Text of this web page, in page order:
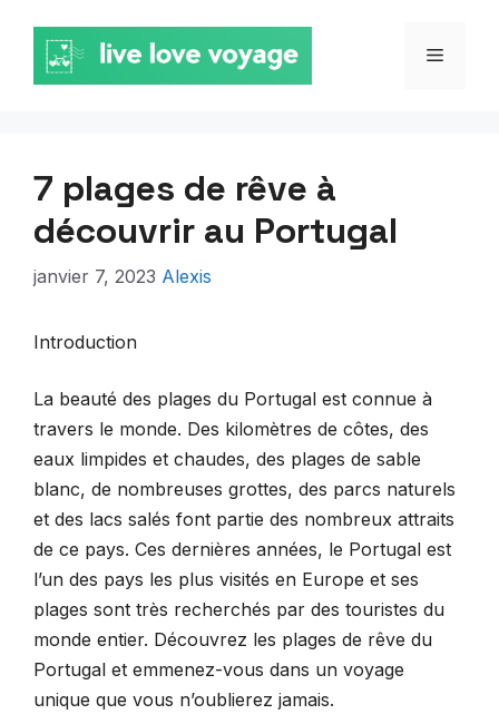
contenu
MENU
7 plages de rêve à
découvrir au Portugal
janvier 7, 2023 Alexis
Introduction
La beauté des plages du Portugal est connue à
travers le monde. Des kilomètres de côtes, des
eaux limpides et chaudes, des plages de sable
blanc, de nombreuses grottes, des parcs naturels
et des lacs salés font partie des nombreux attraits
de ce pays. Ces dernières années, le Portugal est
l’un des pays les plus visités en Europe et ses
plages sont très recherchés par des touristes du
monde entier. Découvrez les plages de rêve du
Portugal et emmenez-vous dans un voyage
unique que vous n’oublierez jamais.